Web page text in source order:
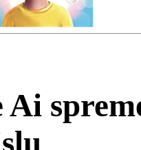
Ai